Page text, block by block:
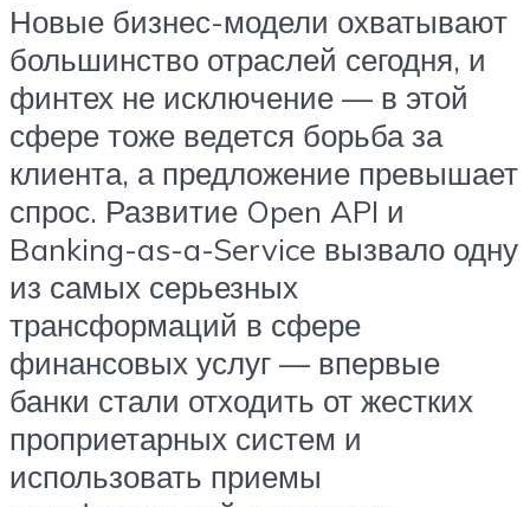
Новые бизнес-модели охватывают
большинство отраслей сегодня, и
финтех не исключение — в этой
сфере тоже ведется борьба за
клиента, а предложение превышает
спрос. Развитие Open API и
Banking-as-a-Service вызвало одну
из самых серьезных
трансформаций в сфере
финансовых услуг — впервые
банки стали отходить от жестких
проприетарных систем и
использовать приемы